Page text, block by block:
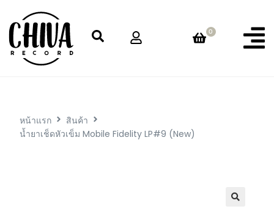
0
หน้าแรก
สินค้า
น้ำยาเช็ดหัวเข็ม Mobile Fidelity LP#9 (New)